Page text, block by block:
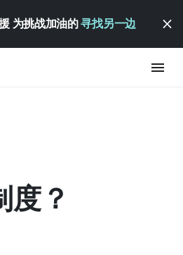
为挑战加油的寻找另一边
度？